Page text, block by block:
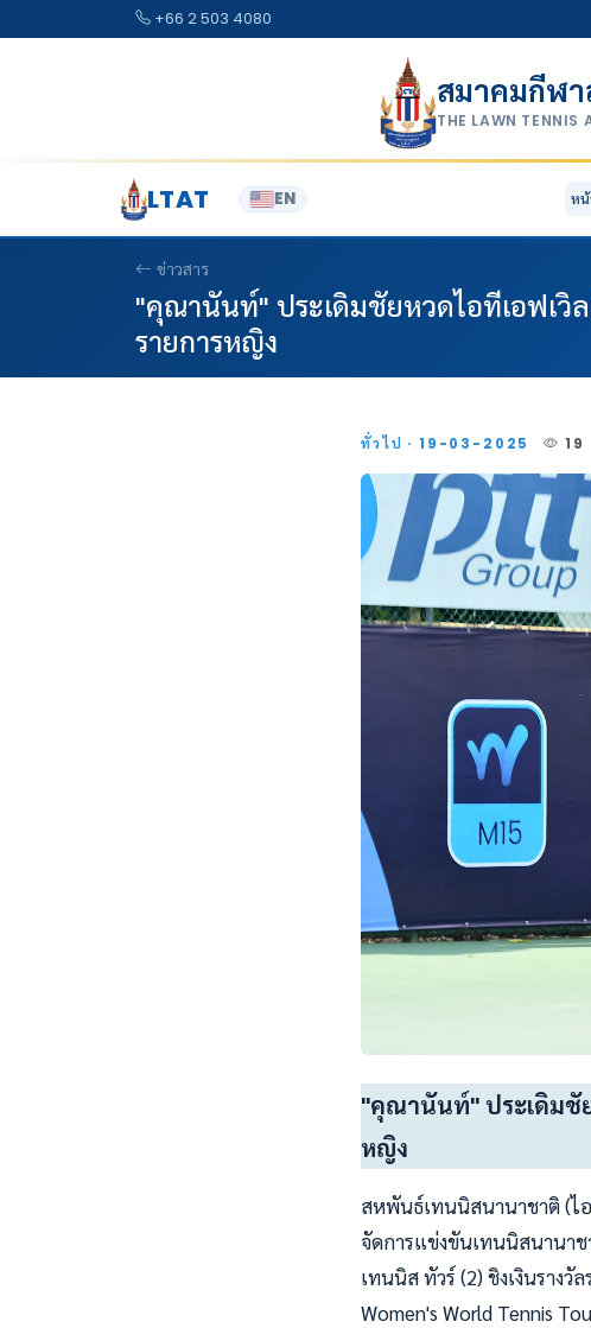
+66 2 503 4080
สมาคมกีฬ
THE LAWN TENNIS
LTAT EN หน้
ข่าวสาร
"คุณานันท์" ประเดิมชัยหวดไอทีเอฟเ
รายการหญิง
ทั่วไป · 19-03-2025 19
"คุณานันท์" ประเดิมชั
หญิง
สหพันธ์เทนนิสนานาชาติ (ไ
จัดการแข่งขันเทนนิสนานาช
เทนนิส ทัวร์ (2) ชิงเงินราง
Women's World Tennis